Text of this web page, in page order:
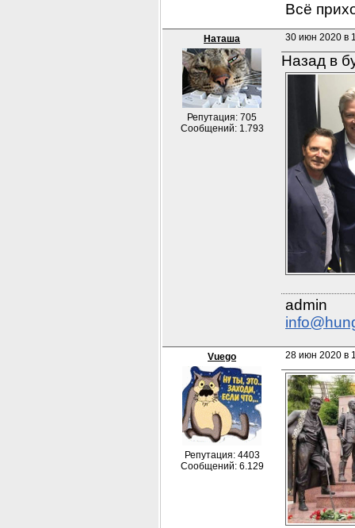
Всё
Наташа
Репутация: 705
Сообщений: 1.793
30 июн 2020 в
Назад в
Vuego
Репутация: 4403
Сообщений: 6.129
28 июн 2020 в